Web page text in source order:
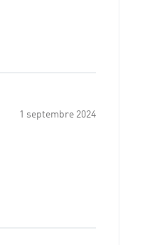
1 septembre 2024